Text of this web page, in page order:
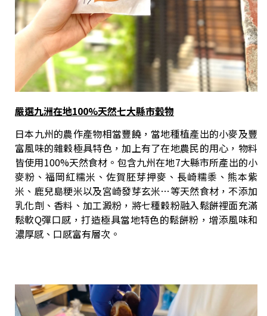
嚴選九洲在地100%天然七大縣市穀物
日本九州的農作產物相當豐饒，當地種植產出的小麥及豐
富風味的雜穀極具特色，加上有了在地農民的用心，物料
皆使用100%天然食材。包含九州在地7大縣市所產出的小
麥粉、福岡紅糯米、佐賀胚芽押麥、長崎糯黍、熊本紫
米、鹿兒島粳米以及宮崎發芽玄米…等天然食材，不添加
乳化劑、香料、加工澱粉，將七種穀粉融入鬆餅裡面充滿
鬆軟Q彈口感，打造極具當地特色的鬆餅粉，增添風味和
濃厚感、口感富有層次。